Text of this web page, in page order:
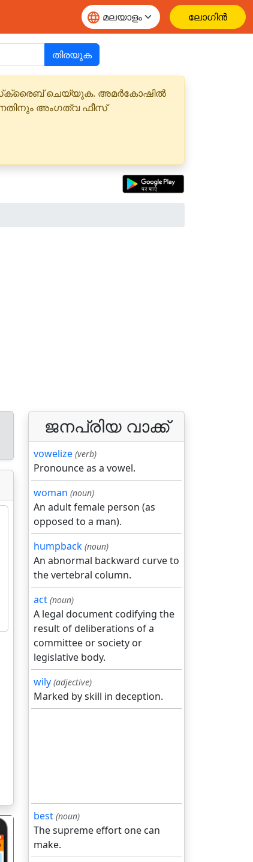
ലോഗിൻ
തിരയുക
ചെയ്യുക. അമർകോഷിൽ
അംഗത്വ ഫീസ്
ജനപ്രിയ വാക്ക്
vowelize (verb)
Pronounce as a vowel.
woman (noun)
An adult female person (as
opposed to a man).
humpback (noun)
An abnormal backward curve to
the vertebral column.
act (noun)
A legal document codifying the
result of deliberations of a
committee or society or
legislative body.
wily (adjective)
Marked by skill in deception.
best (noun)
The supreme effort one can
make.